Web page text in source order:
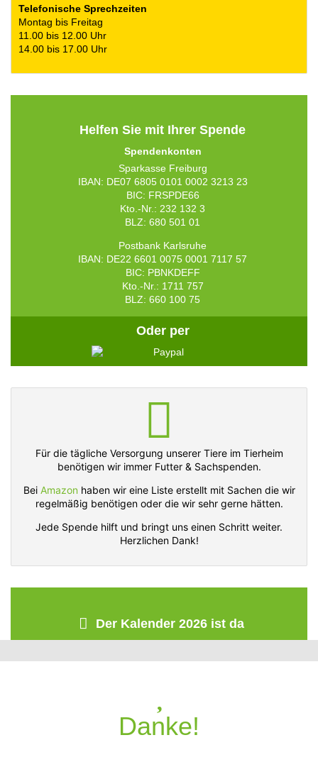
Telefonische Sprechzeiten
Montag bis Freitag
11.00 bis 12.00 Uhr
14.00 bis 17.00 Uhr
Helfen Sie mit Ihrer Spende
Spendenkonten
Sparkasse Freiburg
IBAN: DE07 6805 0101 0002 3213 23
BIC: FRSPDE66
Kto.-Nr.: 232 132 3
BLZ: 680 501 01
Postbank Karlsruhe
IBAN: DE22 6601 0075 0001 7117 57
BIC: PBNKDEFF
Kto.-Nr.: 1711 757
BLZ: 660 100 75
Oder per
Für die tägliche Versorgung unserer Tiere im Tierheim
benötigen wir immer Futter & Sachspenden.
Bei Amazon haben wir eine Liste erstellt mit Sachen die wir
regelmäßig benötigen oder die wir sehr gerne hätten.
Jede Spende hilft und bringt uns einen Schritt weiter.
Herzlichen Dank!
Der Kalender 2026 ist da
Danke!